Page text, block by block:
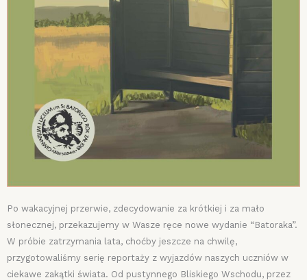
Po wakacyjnej przerwie, zdecydowanie za krótkiej i za mało
słonecznej, przekazujemy w Wasze ręce nowe wydanie “Batoraka”.
W próbie zatrzymania lata, choćby jeszcze na chwilę,
przygotowaliśmy serię reportaży z wyjazdów naszych uczniów w
ciekawe zakątki świata. Od pustynnego Bliskiego Wschodu, przez